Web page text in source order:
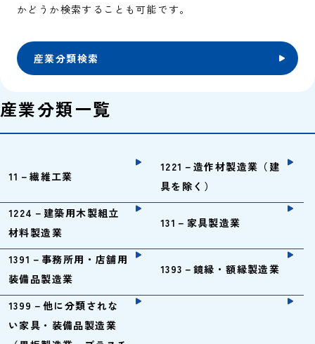
かどうか検索することも可能です。
産業分類検索
産業分類一覧
11－繊維工業
1221－造作材製造業（建
具を除く）
1224－建築用木製組立
材料製造業
131－家具製造業
1391－事務所用・店舗用
装備品製造業
1393－鏡縁・額縁製造業
1399－他に分類されな
い家具・装備品製造業